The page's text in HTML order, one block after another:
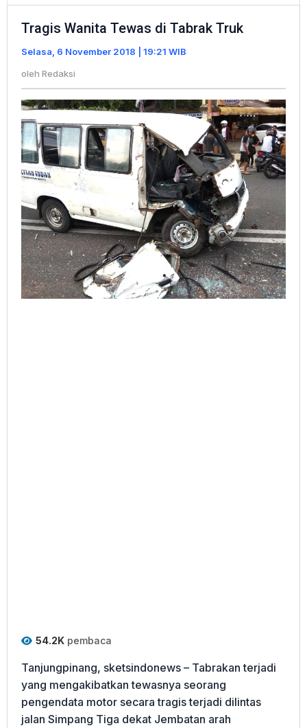
Wanita
Tewas
di
Truk
Tragis Wanita Tewas di Tabrak Truk
Selasa, 6 November 2018 | 19:21 WIB
oleh Redaksi
54.2K pembaca
Tanjungpinang, sketsindonews – Tabrakan terjadi
yang mengakibatkan tewasnya seorang
pengendata motor secara tragis terjadi dilintas
jalan Simpang Tiga dekat Jembatan arah